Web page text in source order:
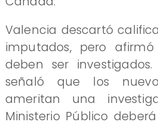
Valencia descartó
imputados, pero
deben ser
señaló que los
ameritan una
Ministerio Público